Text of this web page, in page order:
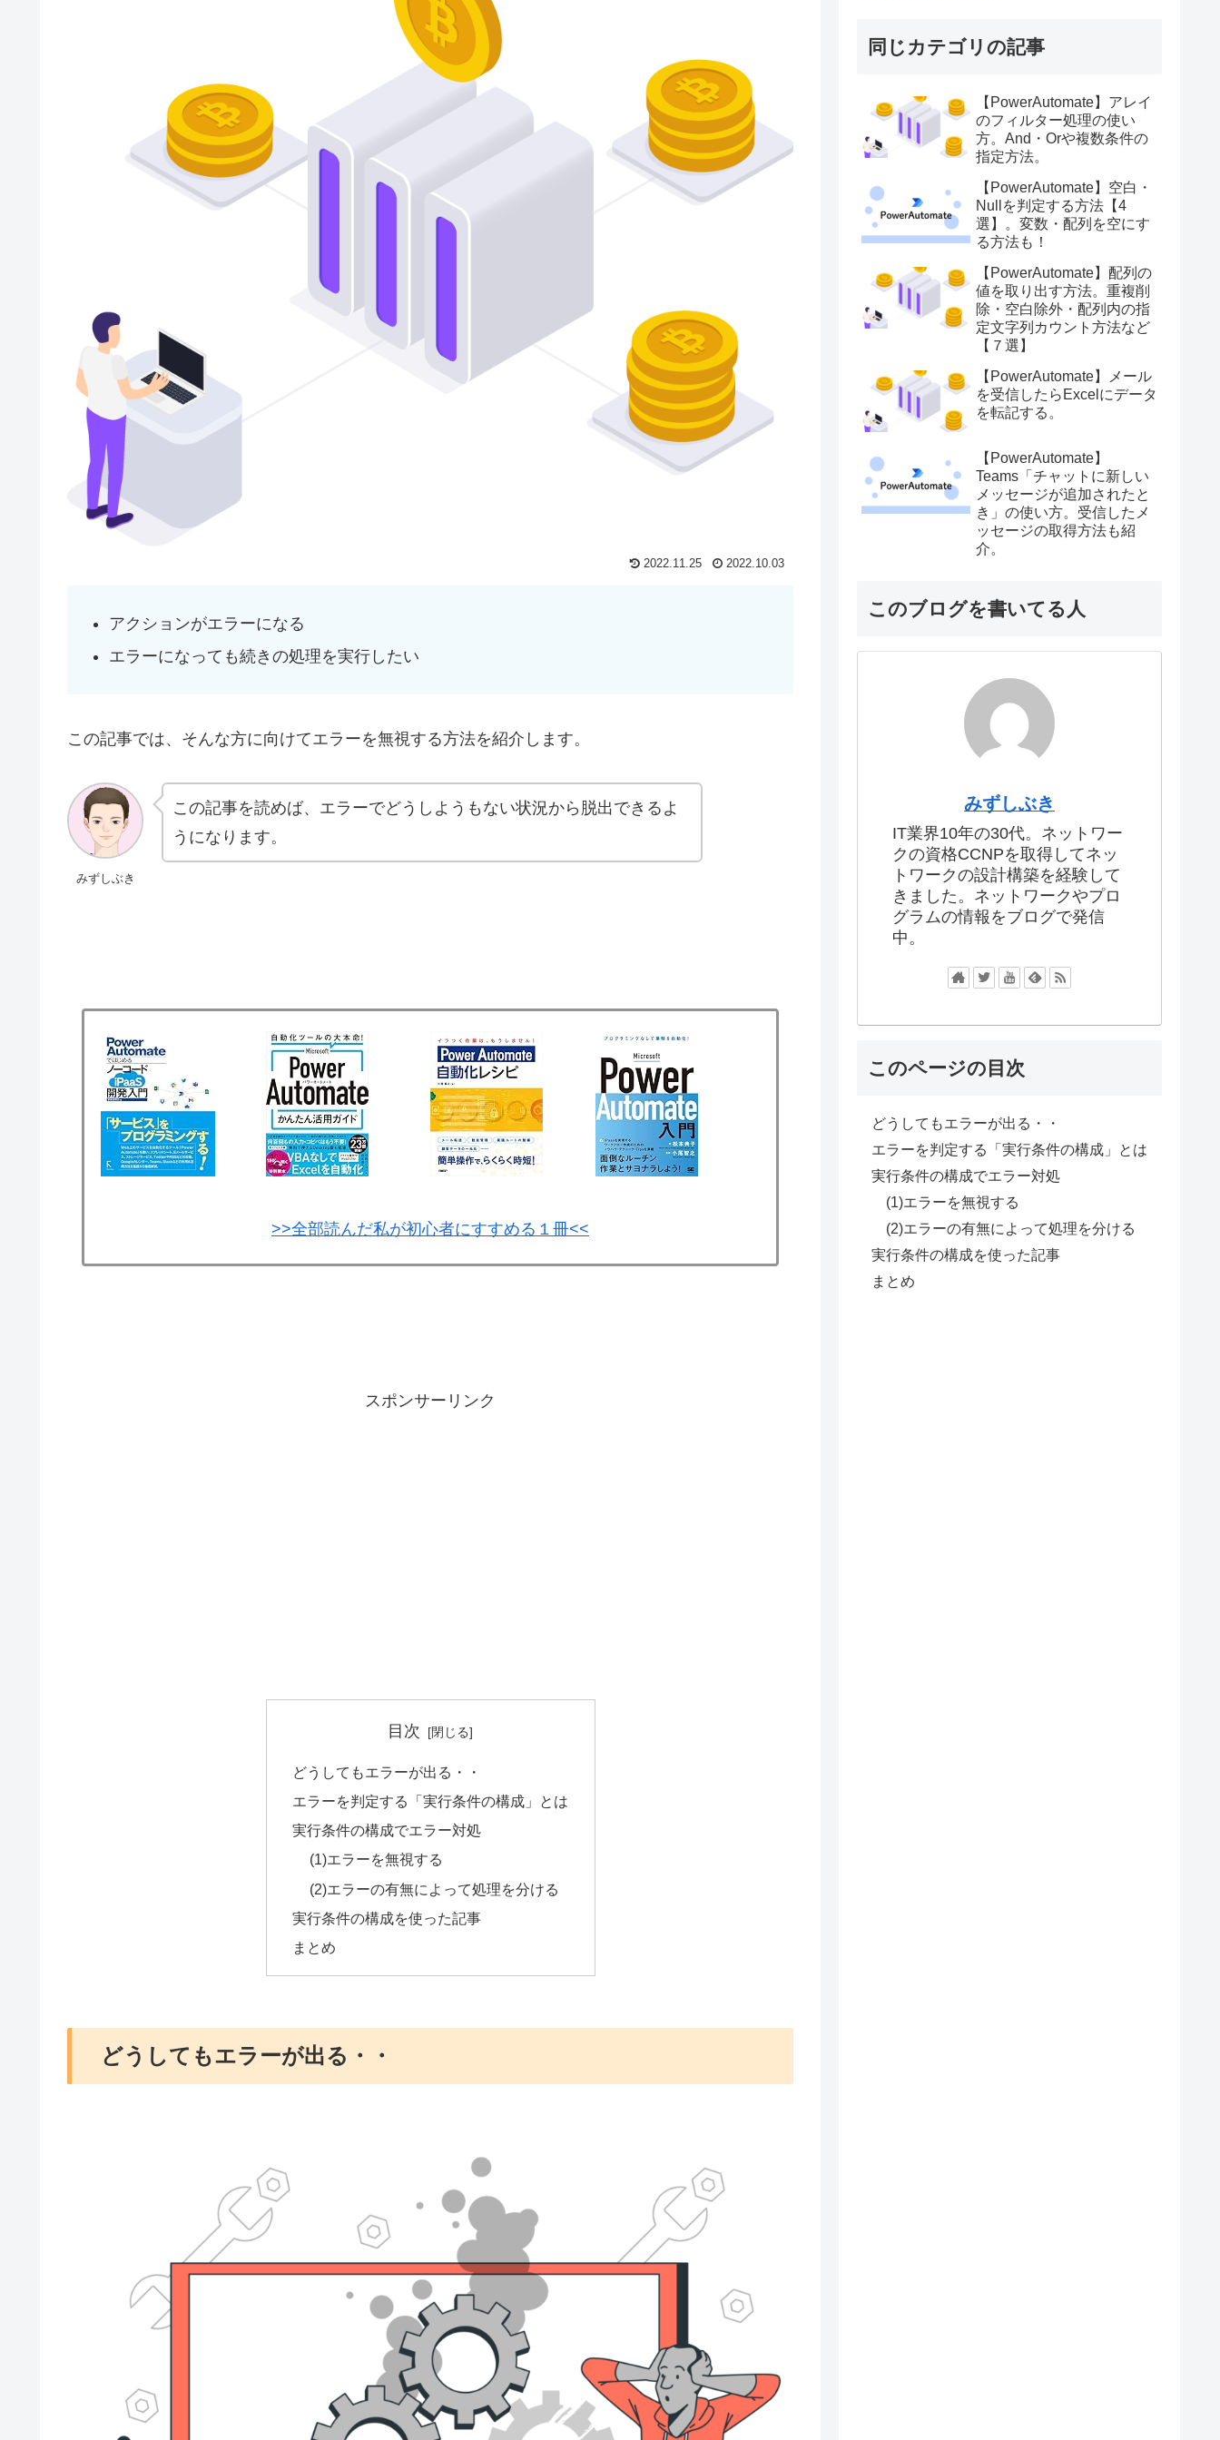
2022.11.25 2022.10.03
アクションがエラーになる
エラーになっても続きの処理を実行したい
この記事では、そんな方に向けてエラーを無視する方法を紹介します。
みずしぶき
この記事を読めば、エラーでどうしようもない状況から脱出できるよ
うになります。
>>全部読んだ私が初心者にすすめる１冊<<
スポンサーリンク
目次
どうしてもエラーが出る・・
エラーを判定する「実行条件の構成」とは
実行条件の構成でエラー対処
(1)エラーを無視する
(2)エラーの有無によって処理を分ける
実行条件の構成を使った記事
まとめ
どうしてもエラーが出る・・
同じカテゴリの記事
【PowerAutomate】アレイ
のフィルター処理の使い
方。And・Orや複数条件の
指定方法。
【PowerAutomate】空白・
Nullを判定する方法【4
選】。変数・配列を空にす
る方法も！
【PowerAutomate】配列の
値を取り出す方法。重複削
除・空白除外・配列内の指
定文字列カウント方法など
【７選】
【PowerAutomate】メール
を受信したらExcelにデータ
を転記する。
【PowerAutomate】
Teams「チャットに新しい
メッセージが追加されたと
き」の使い方。受信したメ
ッセージの取得方法も紹
介。
このブログを書いてる人
みずしぶき
IT業界10年の30代。ネットワー
クの資格CCNPを取得してネッ
トワークの設計構築を経験して
きました。ネットワークやプロ
グラムの情報をブログで発信
中。
このページの目次
どうしてもエラーが出る・・
エラーを判定する「実行条件の構成」とは
実行条件の構成でエラー対処
(1)エラーを無視する
(2)エラーの有無によって処理を分ける
実行条件の構成を使った記事
まとめ